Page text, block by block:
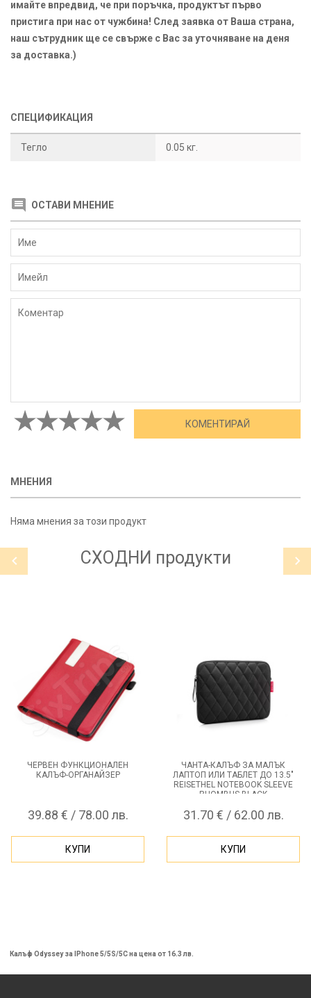
имайте впредвид, че при поръчка, продуктът първо
пристига при нас от чужбина! След заявка от Ваша страна,
наш сътрудник ще се свърже с Вас за уточняване на деня
за доставка.)
СПЕЦИФИКАЦИЯ
Тегло 0.05 кг.
ОСТАВИ МНЕНИЕ
МНЕНИЯ
Няма мнения за този продукт
СХОДНИ продукти
ЧЕРВЕН ФУНКЦИОНАЛЕН
КАЛЪФ-ОРГАНАЙЗЕР
39.88 € / 78.00 лв.
КУПИ
ЧАНТА-КАЛЪФ ЗА МАЛЪК
ЛАПТОП ИЛИ ТАБЛЕТ ДО 13.5"
REISETHEL NOTEBOOK SLEEVE
RHOMBUS BLACK
31.70 € / 62.00 лв.
КУПИ
Калъф Odyssey за IPhone 5/5S/5C на цена от 16.3 лв.